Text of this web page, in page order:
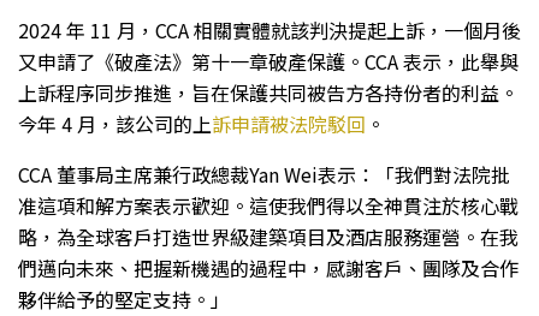
2024 年 11 月，CCA 相關實體就該判決提起上訴，一個月後
又申請了《破產法》第十一章破產保護。CCA 表示，此舉與
上訴程序同步推進，旨在保護共同被告方各持份者的利益。
今年 4 月，該公司的上訴申請被法院駁回 。
CCA 董事局主席兼行政總裁Yan Wei表示：「我們對法院批
准這項和解方案表示歡迎。這使我們得以全神貫注於核心戰
略，為全球客戶打造世界級建築項目及酒店服務運營。在我
們邁向未來、把握新機遇的過程中，感謝客戶、團隊及合作
夥伴給予的堅定支持。」